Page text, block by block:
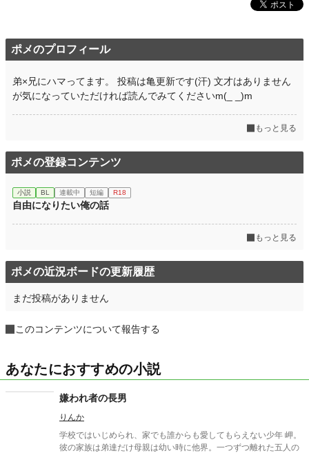
ポメのプロフィール
弟×兄にハマってます。 投稿は亀更新です(汗) 文才はありません
が気になっていただければ読んでみてくださいm(_ _)m
もっと見る
ポメの登録コンテンツ
小説 BL 連載中 短編 R18
自由になりたい俺の話
もっと見る
ポメの近況ボードの更新履歴
まだ投稿がありません
このコンテンツについて報告する
あなたにおすすめの小説
嫌われ者の長男
りんか
学校ではいじめられ、家でも誰からも愛してもらえない少年 岬。
彼の家族は弟達だけ母親は幼い時に他界。一つずつ離れた五人の